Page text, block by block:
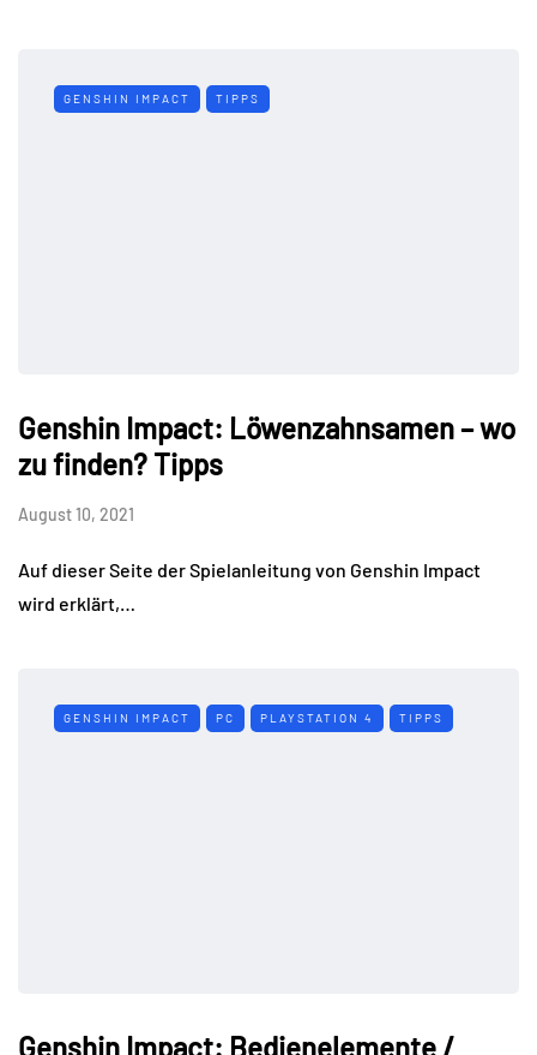
GENSHIN IMPACT TIPPS
Genshin Impact: Löwenzahnsamen – wo
zu finden? Tipps
August 10, 2021
Auf dieser Seite der Spielanleitung von Genshin Impact
wird erklärt,…
GENSHIN IMPACT PC PLAYSTATION 4 TIPPS
Genshin Impact: Bedienelemente /